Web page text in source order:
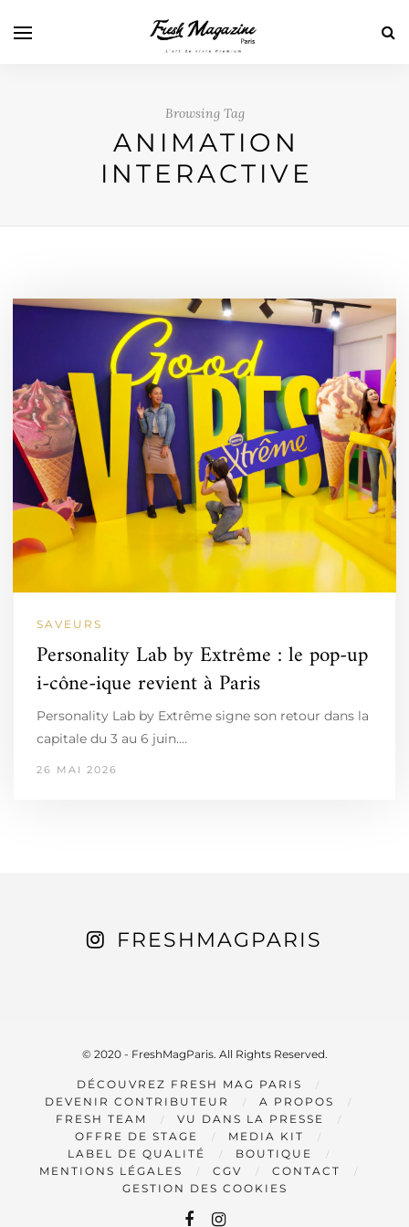
Browsing Tag
ANIMATION
INTERACTIVE
SAVEURS
Personality Lab by Extrême : le pop-up
i-cône-ique revient à Paris
Personality Lab by Extrême signe son retour dans la
capitale du 3 au 6 juin.…
26 MAI 2026
FRESHMAGPARIS
© 2020 - FreshMagParis. All Rights Reserved.
DÉCOUVREZ FRESH MAG PARIS
DEVENIR CONTRIBUTEUR
A PROPOS
FRESH TEAM
VU DANS LA PRESSE
OFFRE DE STAGE
MEDIA KIT
LABEL DE QUALITÉ
BOUTIQUE
MENTIONS LÉGALES
CGV
CONTACT
GESTION DES COOKIES